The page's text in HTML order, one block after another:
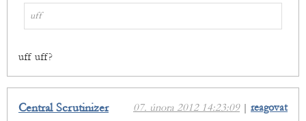
uff
uff uff?
07. února 2012 14:23:09| reagovat
Central Scrutinizer